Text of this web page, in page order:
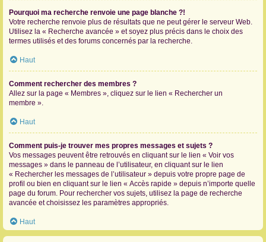
Pourquoi ma recherche renvoie une page blanche ?!
Votre recherche renvoie plus de résultats que ne peut gérer le serveur Web.
Utilisez la « Recherche avancée » et soyez plus précis dans le choix des
termes utilisés et des forums concernés par la recherche.
Haut
Comment rechercher des membres ?
Allez sur la page « Membres », cliquez sur le lien « Rechercher un
membre ».
Haut
Comment puis-je trouver mes propres messages et sujets ?
Vos messages peuvent être retrouvés en cliquant sur le lien « Voir vos
messages » dans le panneau de l’utilisateur, en cliquant sur le lien
« Rechercher les messages de l’utilisateur » depuis votre propre page de
profil ou bien en cliquant sur le lien « Accès rapide » depuis n’importe quelle
page du forum. Pour rechercher vos sujets, utilisez la page de recherche
avancée et choisissez les paramètres appropriés.
Haut